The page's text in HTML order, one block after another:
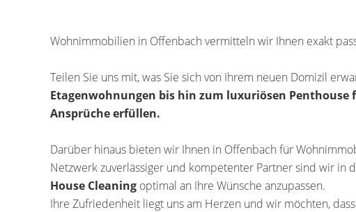
Wohnimmobilien in Offenbach vermitteln wir Ihnen exakt
Teilen Sie uns mit, was Sie sich von Ihrem neuen Domizil
Etagenwohnungen bis hin zum luxuriösen
Ansprüche erfüllen.
Darüber hinaus bieten wir Ihnen in Offenbach für
Netzwerk zuverlässiger und kompetenter Partner sind wir
House Cleaning optimal an Ihre Wünsche anzupassen.
Ihre Zufriedenheit liegt uns am Herzen und wir möchten,